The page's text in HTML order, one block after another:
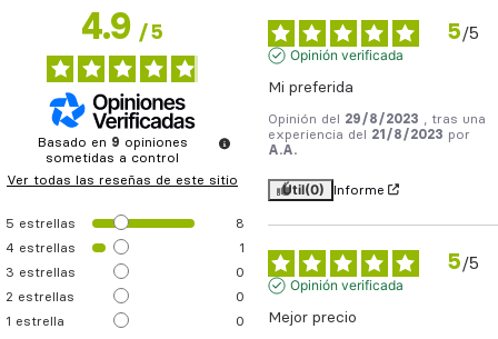
4.9/5
Basado en 9 opiniones
sometidas a control
Ver todas las reseñas de este sitio
5 estrellas
8
4 estrellas
1
3 estrellas
0
2 estrellas
0
1 estrella 0
5/5
Opinión verificada
Mi preferida
Opinión del 29/8/2023
, tras una
experiencia del 21/8/2023 por
A.A.
Útil(0) Informe
5/5
Opinión verificada
Mejor precio